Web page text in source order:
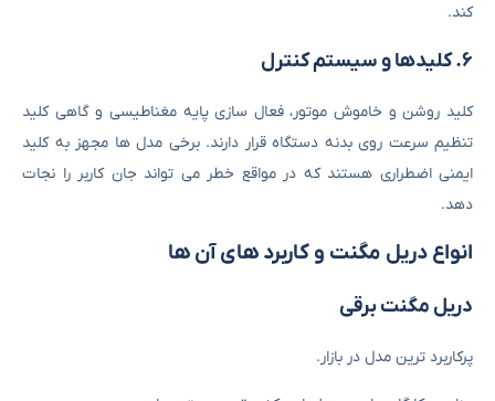
‌کند.
۶. کلیدها و سیستم کنترل
کلید روشن و خاموش موتور، فعال ‌سازی پایه مغناطیسی و گاهی کلید
تنظیم سرعت روی بدنه دستگاه قرار دارند. برخی مدل‌ ها مجهز به کلید
ایمنی اضطراری هستند که در مواقع خطر می ‌تواند جان کاربر را نجات
دهد.
انواع دریل مگنت و کاربرد های آن ‌ها
دریل مگنت برقی
پرکاربرد ترین مدل در بازار.